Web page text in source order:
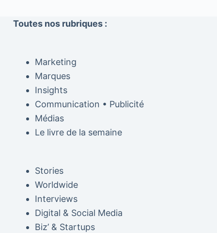
Toutes nos rubriques :
Marketing
Marques
Insights
Communication • Publicité
Médias
Le livre de la semaine
Stories
Worldwide
Interviews
Digital & Social Media
Biz’ & Startups